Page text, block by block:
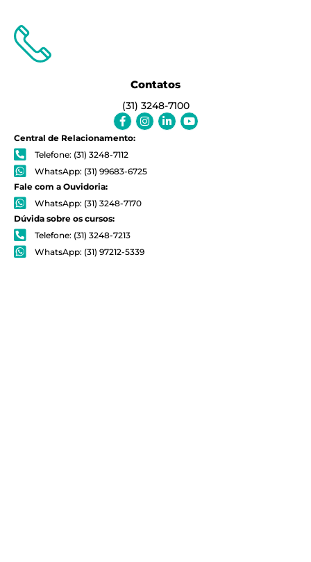
Contatos
(31) 3248-7100
Facebook-
f
Instagram
Linkedin-
in
Youtube
Central de Relacionamento:
Telefone: (31) 3248-7112
WhatsApp: (31) 99683-6725
Fale com a Ouvidoria:
WhatsApp: (31) 3248-7170
Dúvida sobre os cursos:
Telefone: (31) 3248-7213
WhatsApp: (31) 97212-5339